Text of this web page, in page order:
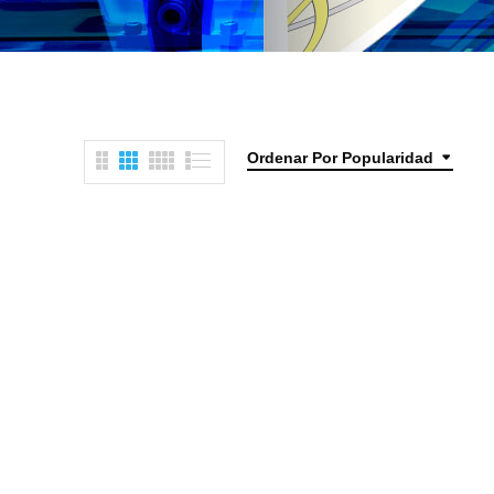
Ordenar Por Popularidad